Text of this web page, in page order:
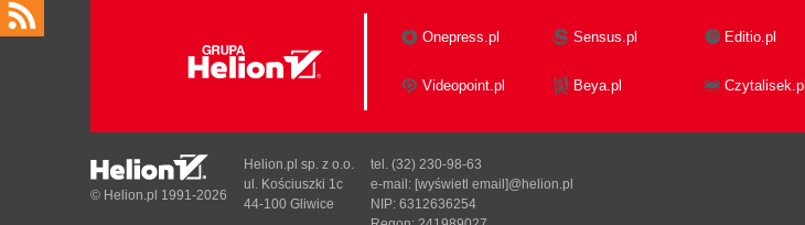
Onepress.pl Sensus.pl Editio.pl
Videopoint.pl Beya.pl Czytalisek.pl
© Helion.pl 1991-2026
Helion.pl sp. z o.o.
ul. Kościuszki 1c
44-100 Gliwice
tel. (32) 230-98-63
e-mail: [wyświetl email]@helion.pl
NIP: 6312636254